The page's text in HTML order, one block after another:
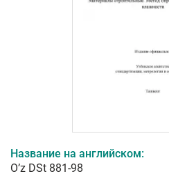
Название на английском:
O’z DSt 881-98